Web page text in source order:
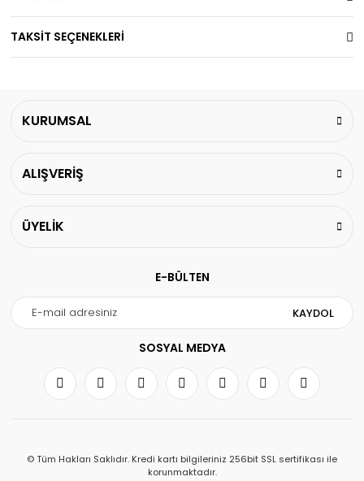
TAKSİT SEÇENEKLERİ
KURUMSAL
ALIŞVERİŞ
ÜYELİK
E-BÜLTEN
KAYDOL
SOSYAL MEDYA
© Tüm Hakları Saklıdır. Kredi kartı bilgileriniz 256bit SSL sertifikası ile
korunmaktadır.